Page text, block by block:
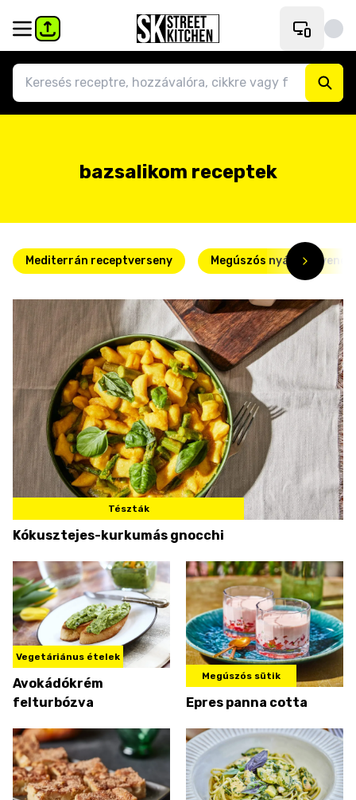
bazsalikom receptek
Mediterrán receptverseny Megúszós nyári
Tészták
Kókusztejes-kurkumás gnocchi
Vegetáriánus ételek
Avokádókrém
felturbózva
Megúszós sütik
Epres panna cotta